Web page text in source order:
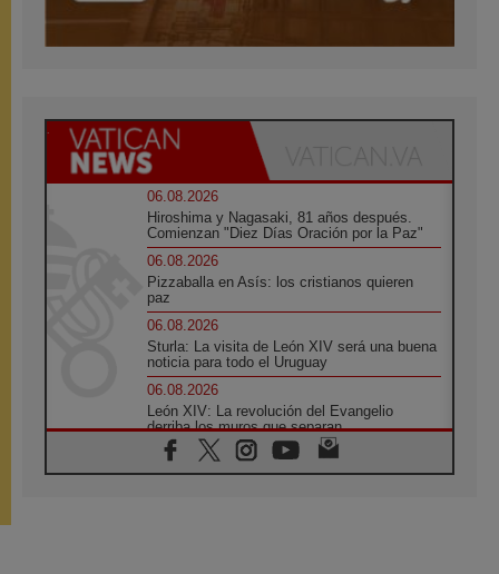
06.08.2026
Hiroshima y Nagasaki, 81 años después.
Comienzan "Diez Días Oración por la Paz"
06.08.2026
Pizzaballa en Asís: los cristianos quieren
paz
06.08.2026
Sturla: La visita de León XIV será una buena
noticia para todo el Uruguay
06.08.2026
León XIV: La revolución del Evangelio
derriba los muros que separan
06.08.2026
La Iglesia en Ceuta: caridad y esperanza